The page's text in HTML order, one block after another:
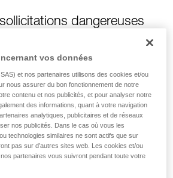
dangereuses
vos données
et nos partenaires utilisons des cookies et/ou
nous assurer du bon fonctionnement de notre
contenu et nos publicités, et pour analyser notre
des informations, quant à votre navigation
analytiques, publicitaires et de réseaux
nos publicités. Dans le cas où vous les
technologies similaires ne sont actifs que sur
pas sur d’autres sites web. Les cookies et/ou
partenaires vous suivront pendant toute votre